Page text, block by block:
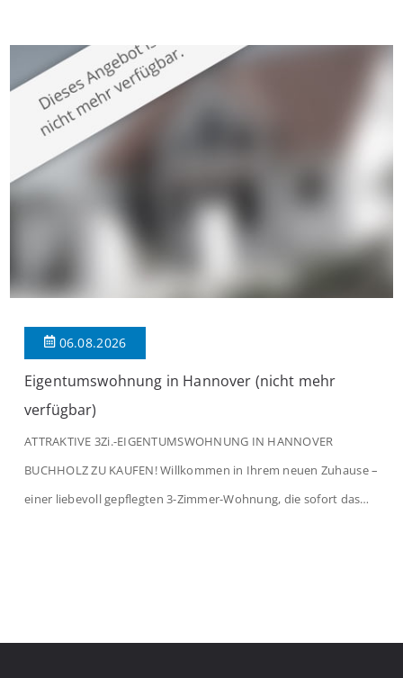
großzügige Räume und eine hochwertige Ausstattung, die
modernen Wohnkomfort mit einem stilvollen Ambiente
verbindet. Der […]
06.08.2026
Eigentumswohnung in Hannover (nicht mehr
verfügbar)
ATTRAKTIVE 3Zi.-EIGENTUMSWOHNUNG IN HANNOVER
BUCHHOLZ ZU KAUFEN! Willkommen in Ihrem neuen Zuhause –
einer liebevoll gepflegten 3-Zimmer-Wohnung, die sofort das